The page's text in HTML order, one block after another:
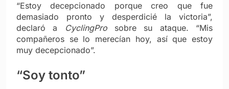
“Estoy decepcionado porque creo que fue
demasiado pronto y desperdicié la victoria”,
declaró a
CyclingProsobre su ataque. “Mis
compañeros se lo merecían hoy, así que estoy
muy decepcionado”.
“Soy tonto”